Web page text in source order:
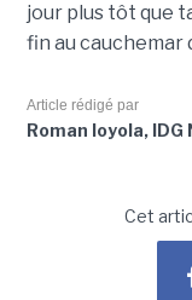
jour plus tôt que
fin au cauchemar
Article rédigé par
Roman loyola,
Cet